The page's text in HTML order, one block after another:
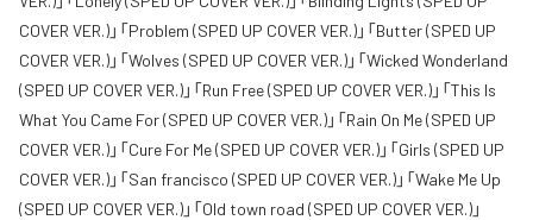
COVER VER.)」「Problem (SPED UP COVER VER.)」「Butter (SPED UP
COVER VER.)」「Wolves (SPED UP COVER VER.)」「Wicked Wonderland
(SPED UP COVER VER.)」「Run Free (SPED UP COVER VER.)」「This Is
What You Came For (SPED UP COVER VER.)」「Rain On Me (SPED UP
COVER VER.)」「Cure For Me (SPED UP COVER VER.)」「Girls (SPED UP
COVER VER.)」「San francisco (SPED UP COVER VER.)」「Wake Me Up
(SPED UP COVER VER.)」「Old town road (SPED UP COVER VER.)」